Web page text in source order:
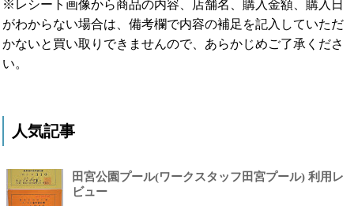
※レシート画像から商品の内容、店舗名、購入金額、購入日
がわからない場合は、備考欄で内容の補足を記入していただ
かないと買い取りできませんので、あらかじめご了承くださ
い。
人気記事
田宮公園プール(ワークスタッフ田宮プール) 利用レ
ビュー